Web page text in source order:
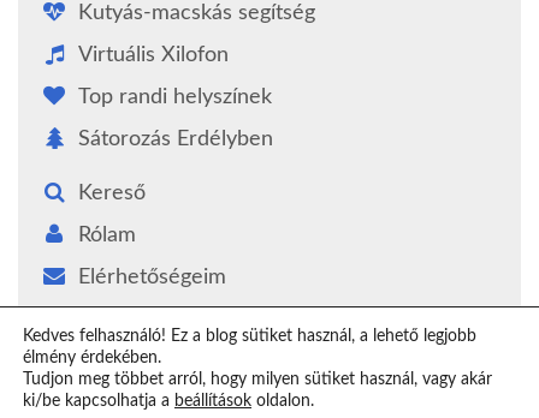
Kutyás-macskás segítség
Virtuális Xilofon
Top randi helyszínek
Sátorozás Erdélyben
Kereső
Rólam
Elérhetőségeim
Epilógus
Kedves felhasználó! Ez a blog sütiket használ, a lehető legjobb
élmény érdekében.
Tudjon meg többet arról, hogy milyen sütiket használ, vagy akár
ki/be kapcsolhatja a beállítások oldalon.